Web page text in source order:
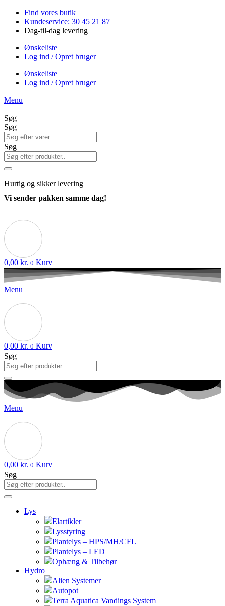
Videre
indhold
Find vores butik
Kundeservice: 30 45 21 87
Dag-til-dag levering
Ønskeliste
Log ind / Opret bruger
Ønskeliste
Log ind / Opret bruger
Menu
Søg
Søg
Søg
Hurtig og sikker levering
Vi sender pakken samme dag!
0,00 kr. 0 Kurv
Menu
0,00 kr. 0 Kurv
Søg
Menu
0,00 kr. 0 Kurv
Søg
Lys
Elartikler
Lysstyring
Plantelys – HPS/MH/CFL
Plantelys – LED
Ophæng & Tilbehør
Hydro
Alien Systemer
Autopot
Terra Aquatica Vandings System